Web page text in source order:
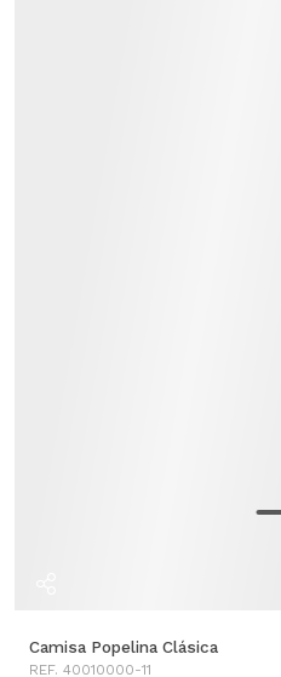
Camisa Popelina Clásica
REF. 40010000-11